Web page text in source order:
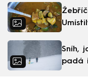
Sníh,
padá